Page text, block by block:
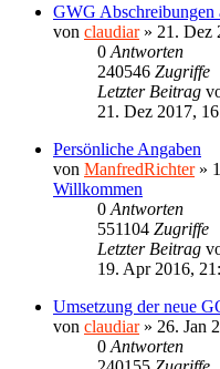
GWG Abschreibungen
von claudiar» 21. Dez
0 Antworten
240546 Zugriffe
Letzter Beitrag
21. Dez 2017,
Persönliche Angaben
von ManfredRichter»
Willkommen
0 Antworten
551104 Zugriffe
Letzter Beitrag
19. Apr 2016,
Umsetzung der neue
von claudiar» 26. Jan
0 Antworten